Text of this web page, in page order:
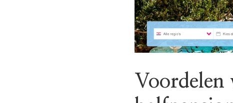
Voordelen